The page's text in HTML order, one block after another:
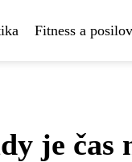
Fitness a
je čas